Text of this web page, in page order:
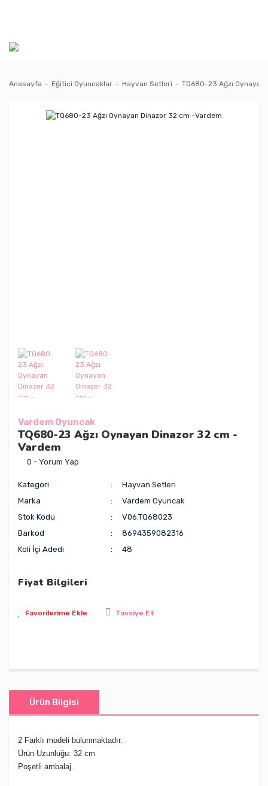
Anasayfa Eğitici Oyuncaklar Hayvan Setleri TQ680-23 Ağzı
Vardem Oyuncak
TQ680-23 Ağzı Oynayan Dinazor 32 cm -
Vardem
0 - Yorum Yap
Kategori
Hayvan Setleri
Marka
Vardem Oyuncak
Stok Kodu
V06.TQ68023
Barkod
8694359082316
Koli İçi Adedi
48
Fiyat Bilgileri
Tavsiye Et
Ürün Bilgisi
2 Farklı modeli bulunmaktadır.
Ürün Uzunluğu: 32 cm
Poşetli ambalaj.